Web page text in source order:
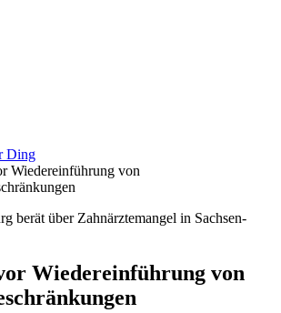
Ding
Wiedereinführung von
berät über Zahnärztemangel in Sachsen-
Wiedereinführung von